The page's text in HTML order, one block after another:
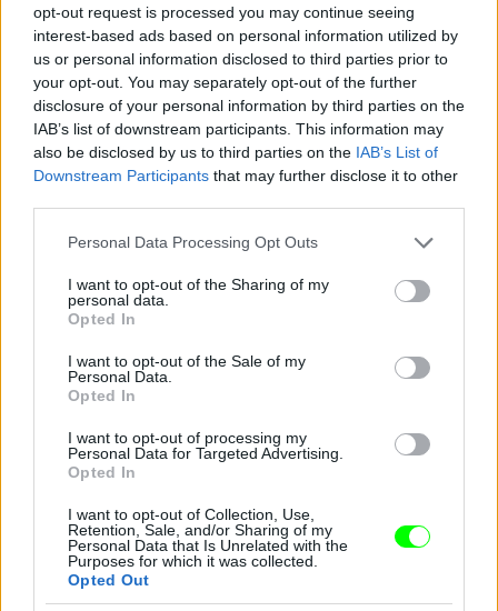
opt-out request is processed you may continue seeing
interest-based ads based on personal information utilized by
us or personal information disclosed to third parties prior to
your opt-out. You may separately opt-out of the further
disclosure of your personal information by third parties on the
IAB’s list of downstream participants. This information may
also be disclosed by us to third parties on the IAB’s List of
Downstream Participants that may further disclose it to other
Please note that this website/app uses one or more Google
not limited to your visit or usage behaviour. You may click to
grant or deny consent to Google and its third-party tags to
use your data for below specified purposes in below Google
consent section.
Personal Data Processing Opt Outs
I want to opt-out of the Sharing of my
personal data.
Opted In
I want to opt-out of the Sale of my
Personal Data.
Opted In
I want to opt-out of processing my
Personal Data for Targeted Advertising.
Opted In
I want to opt-out of Collection, Use,
Retention, Sale, and/or Sharing of my
Personal Data that Is Unrelated with the
Purposes for which it was collected.
Opted Out
Fotó: Szécsi István / Velvet #14
Jön még kép!